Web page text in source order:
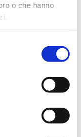
o che hanno